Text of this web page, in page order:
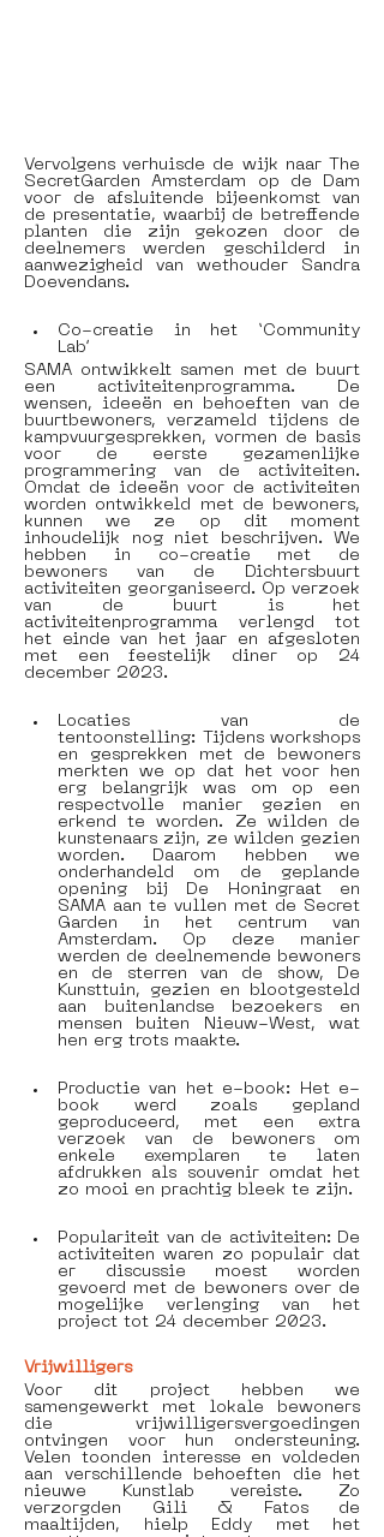
Vervolgens verhuisde de wijk naar The
SecretGarden Amsterdam op de Dam
voor de afsluitende bijeenkomst van
de presentatie, waarbij de betreffende
planten die zijn gekozen door de
deelnemers werden geschilderd in
aanwezigheid van wethouder Sandra
Doevendans.
Co-creatie in het ‘Community
Lab’
SAMA ontwikkelt samen met de buurt
een activiteitenprogramma. De
wensen, ideeën en behoeften van de
buurtbewoners, verzameld tijdens de
kampvuurgesprekken, vormen de basis
voor de eerste gezamenlijke
programmering van de activiteiten.
Omdat de ideeën voor de activiteiten
worden ontwikkeld met de bewoners,
kunnen we ze op dit moment
inhoudelijk nog niet beschrijven. We
hebben in co-creatie met de
bewoners van de Dichtersbuurt
activiteiten georganiseerd. Op verzoek
van de buurt is het
activiteitenprogramma verlengd tot
het einde van het jaar en afgesloten
met een feestelijk diner op 24
december 2023.
Locaties van de
tentoonstelling: Tijdens workshops
en gesprekken met de bewoners
merkten we op dat het voor hen
erg belangrijk was om op een
respectvolle manier gezien en
erkend te worden. Ze wilden de
kunstenaars zijn, ze wilden gezien
worden. Daarom hebben we
onderhandeld om de geplande
opening bij De Honingraat en
SAMA aan te vullen met de Secret
Garden in het centrum van
Amsterdam. Op deze manier
werden de deelnemende bewoners
en de sterren van de show, De
Kunsttuin, gezien en blootgesteld
aan buitenlandse bezoekers en
mensen buiten Nieuw-West, wat
hen erg trots maakte.
Productie van het e-book: Het e-
book werd zoals gepland
geproduceerd, met een extra
verzoek van de bewoners om
enkele exemplaren te laten
afdrukken als souvenir omdat het
zo mooi en prachtig bleek te zijn.
Populariteit van de activiteiten: De
activiteiten waren zo populair dat
er discussie moest worden
gevoerd met de bewoners over de
mogelijke verlenging van het
project tot 24 december 2023.
Vrijwilligers
Voor dit project hebben we
samengewerkt met lokale bewoners
die vrijwilligersvergoedingen
ontvingen voor hun ondersteuning.
Velen toonden interesse en voldeden
aan verschillende behoeften die het
nieuwe Kunstlab vereiste. Zo
verzorgden Gili & Fatos de
maaltijden, hielp Eddy met het